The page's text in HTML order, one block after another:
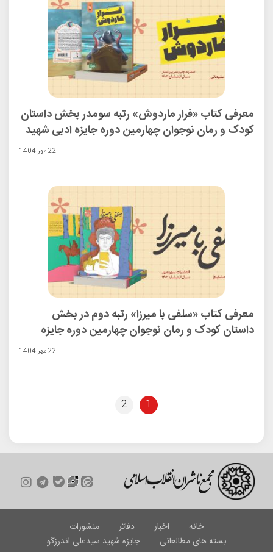
معرفی کتاب «فرار ماردوش» رتبه سومدر بخش داستان
کودک و رمان نوجوان چهارمین دوره جایزه ادبی شهید
22 مهر 1404
معرفی کتاب «سلفی با میرزا» رتبه دوم در بخش
داستان کودک و رمان نوجوان چهارمین دوره جایزه
22 مهر 1404
1
2
خانه اخبار دفاتر
منشورات
بسته های مطالعاتی
جایزه شهید سیدعلی اندرزگو